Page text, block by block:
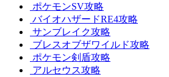
ポケモンSV攻略
バイオハザードRE4攻略
サンブレイク攻略
ブレスオブザワイルド攻略
ポケモン剣盾攻略
アルセウス攻略